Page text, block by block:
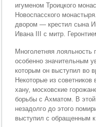
игуменом Троицкого
Новоспасского
двором — крестил сына
Ивана III с митр.
Многолетняя
особенно значительным
которым он выступил во
Некоторые из советников
хану, московские
борьбы с Ахматом. В
незадолго до этого
выступил с обращенным